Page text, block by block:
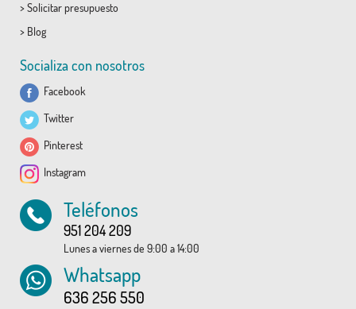
> Solicitar presupuesto
> Blog
Socializa con nosotros
Facebook
Twitter
Pinterest
Instagram
Teléfonos
951 204 209
Lunes a viernes de 9:00 a 14:00
Whatsapp
636 256 550